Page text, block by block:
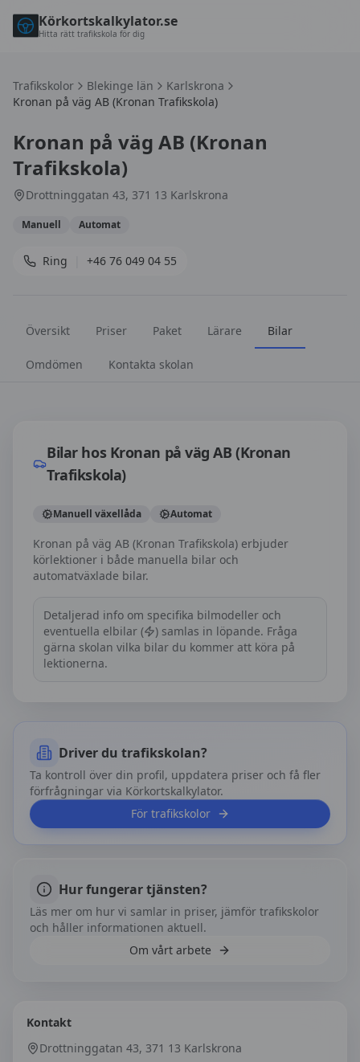
Körkortskalkylator.se
Hitta rätt trafikskola för dig
Trafikskolor Blekinge län
Karlskrona
Kronan på väg AB (Kronan Trafikskola)
Kronan på väg AB (Kronan
Trafikskola)
Drottninggatan 43, 371 13 Karlskrona
Manuell Automat
Ring +46 76 049 04 55
Översikt Priser Paket Lärare Bilar
Omdömen Kontakta skolan
Bilar hos Kronan på väg AB (Kronan
Trafikskola)
Manuell växellåda Automat
Kronan på väg AB (Kronan Trafikskola) erbjuder
körlektioner i både manuella bilar och
automatväxlade bilar.
Detaljerad info om specifika bilmodeller och
eventuella elbilar (
) samlas in löpande. Fråga
gärna skolan vilka bilar du kommer att köra på
lektionerna.
Driver du trafikskolan?
Ta kontroll över din profil, uppdatera priser och få fler
förfrågningar via Körkortskalkylator.
För trafikskolor
Hur fungerar tjänsten?
Läs mer om hur vi samlar in priser, jämför trafikskolor
och håller informationen aktuell.
Om vårt arbete
Kontakt
Drottninggatan 43, 371 13 Karlskrona